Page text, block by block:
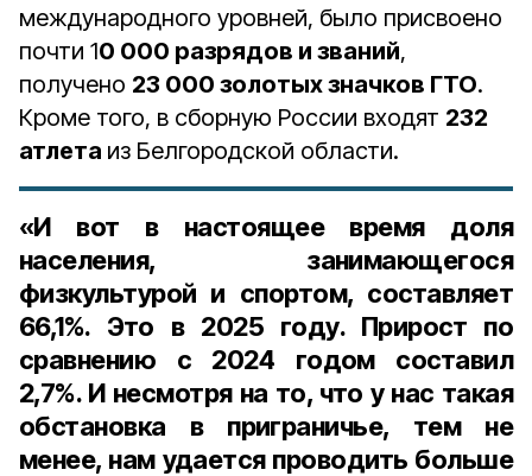
международного уровней, было присвоено
почти 10 000 разрядов и званий,
получено 23 000 золотых значков ГТО.
Кроме того, в сборную России входят 232
атлета из Белгородской области.
«И вот в настоящее время доля
населения, занимающегося
физкультурой и спортом, составляет
66,1%. Это в 2025 году. Прирост по
сравнению с 2024 годом составил
2,7%. И несмотря на то, что у нас такая
обстановка в приграничье, тем не
менее, нам удается проводить больше